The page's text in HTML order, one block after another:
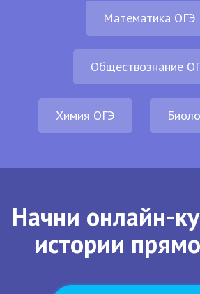
Математика ОГЭ
Обществознание
Химия ОГЭ
Начни онлайн-
истории